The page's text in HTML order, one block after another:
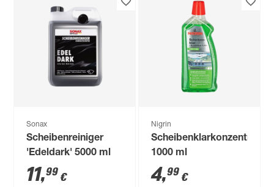
Sonax
Scheibenreiniger
'Edeldark' 5000 ml
11,99 €
Nigrin
Scheibenklarkonzentrat
1000 ml
4,99 €